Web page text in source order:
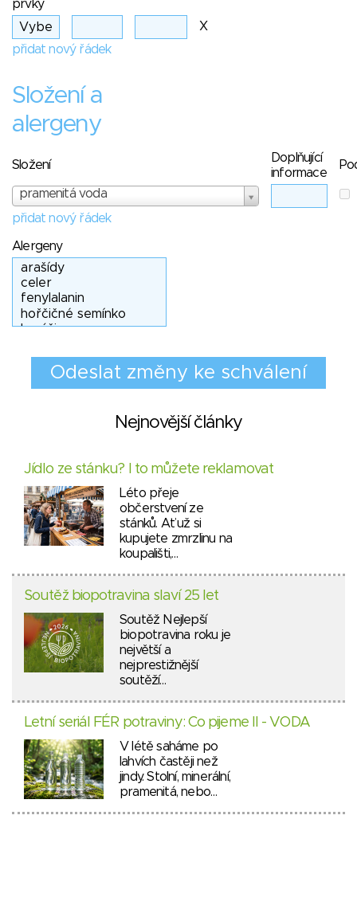
prvky
X
přidat nový řádek
Složení a
alergeny
Složení
Doplňující
informace
pramenitá voda
přidat nový řádek
Alergeny
Nejnovější články
Jídlo ze stánku? I to můžete reklamovat
Léto přeje
občerstvení ze
stánků. Ať už si
kupujete zmrzlinu na
koupališti,…
Soutěž biopotravina slaví 25 let
Soutěž Nejlepší
biopotravina roku je
největší a
nejprestižnější
soutěží…
Letní seriál FÉR potraviny: Co pijeme II - VODA
V létě saháme po
lahvích častěji než
jindy. Stolní, minerální,
pramenitá, nebo…